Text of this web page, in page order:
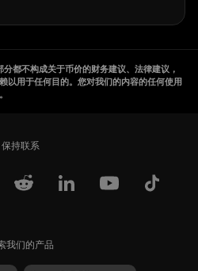
都不构成关于币价的财务建议、法律建议，
以用于任何目的。您对我们的内容的任何使用
保持联系
我们的产品